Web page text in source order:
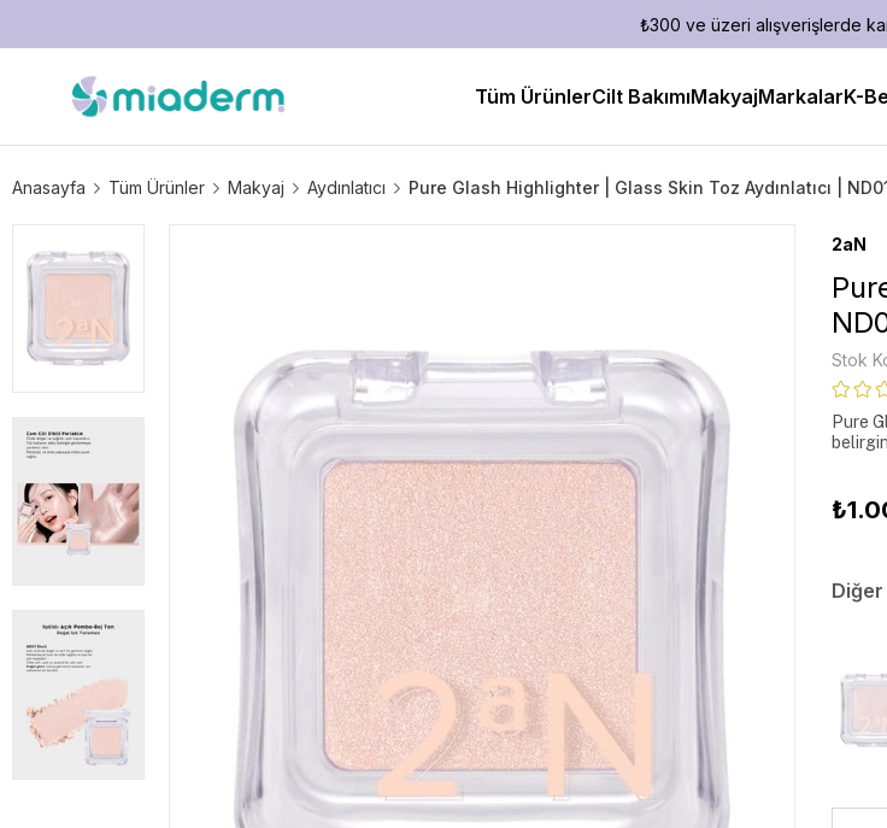
₺300 ve üzeri alışverişlerde
Tüm ÜrünlerCilt BakımıMakyajMarkalarK-
Anasayfa Tüm Ürünler Makyaj Aydınlatıcı Pure Glash Highlighter | Glass Skin Toz Aydınlatıcı |
2aN
Stok
Pure